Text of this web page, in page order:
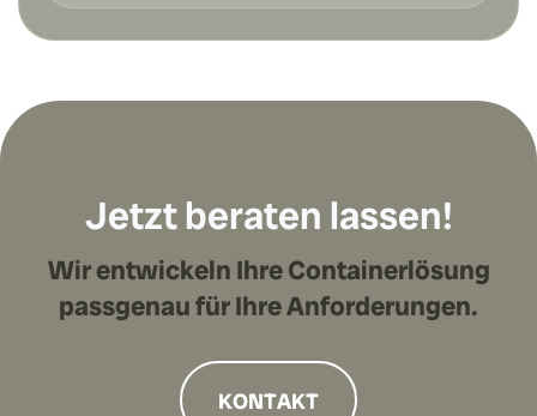
Jetzt beraten lassen!
Wir entwickeln Ihre Containerlösung
passgenau für Ihre Anforderungen.
KONTAKT